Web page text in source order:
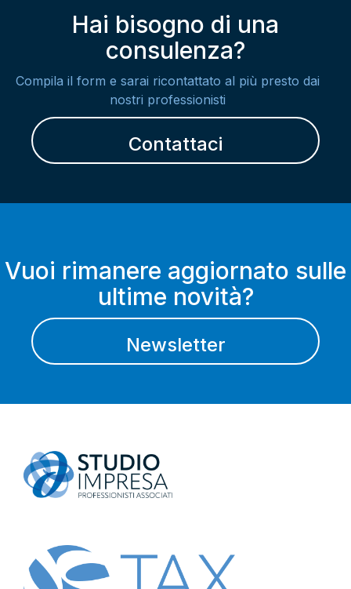
Hai bisogno di una
consulenza?
Compila il form e sarai ricontattato al più presto dai
nostri professionisti
Contattaci
Vuoi rimanere aggiornato sulle
ultime novità?
Newsletter